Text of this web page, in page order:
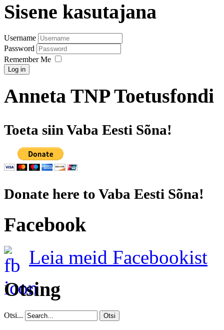
Sisene kasutajana
Username
Password
Remember Me
Log in
Anneta TNP Toetusfondi
Toeta siin Vaba Eesti Sõna!
Donate here to Vaba Eesti Sõna!
Facebook
Leia meid Facebookist
Otsing
Otsi... Otsi